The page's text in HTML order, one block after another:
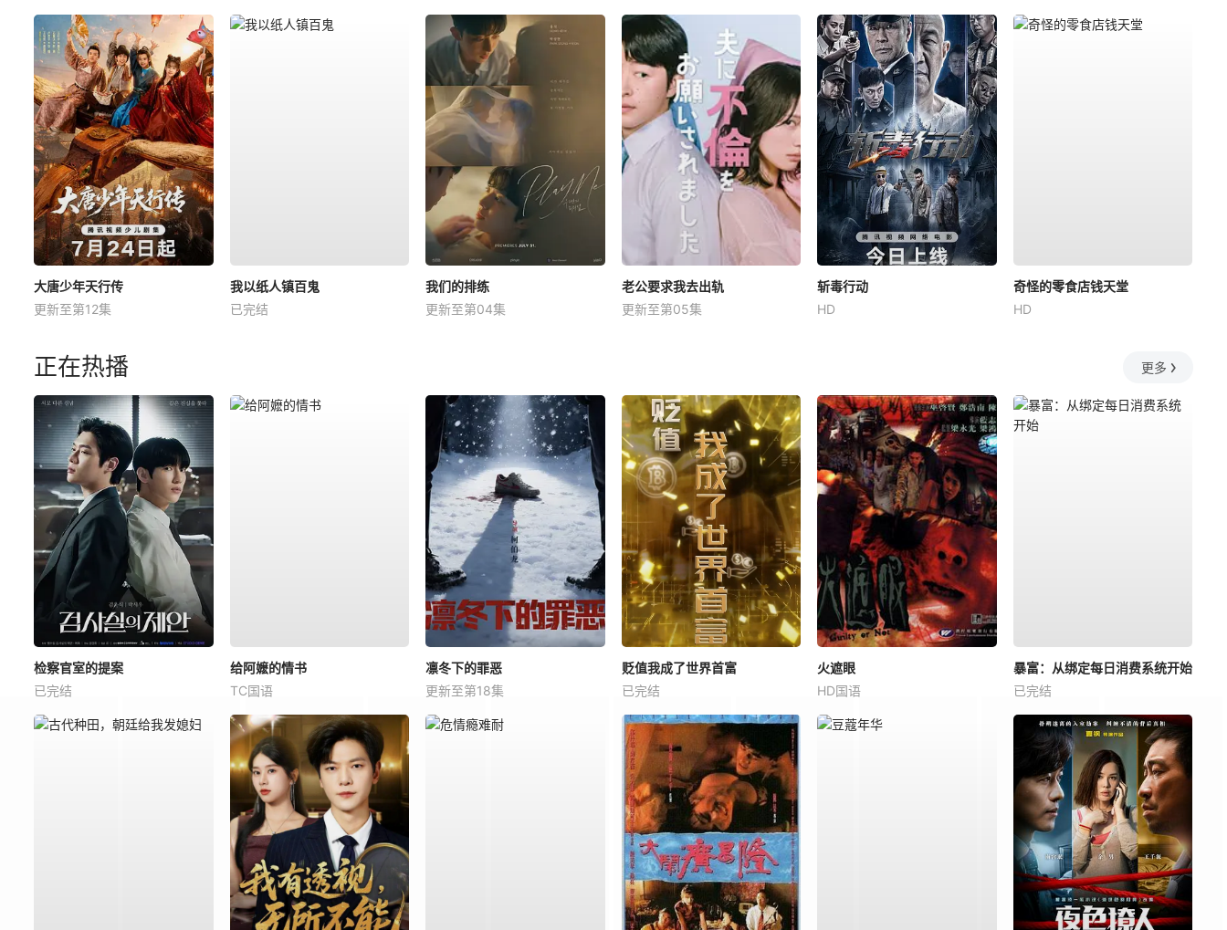
大唐少年天行传
更新至第12集
我以纸人镇百鬼
已完结
我们的排练
更新至第04集
老公要求我去出轨
更新至第05集
斩毒行动
HD
奇怪的零食店钱天堂
HD
正在热播 更多
检察官室的提案
已完结
给阿嬷的情书
TC国语
凛冬下的罪恶
更新至第18集
贬值我成了世界首富
已完结
火遮眼
HD国语
暴富：从绑定每日消费系统开始
已完结